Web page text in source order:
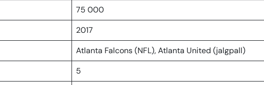
75 000
2017
Atlanta Falcons (NFL), Atlanta United (jalgpall)
5